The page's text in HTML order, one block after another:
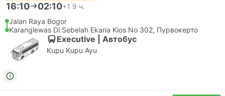
16:10 02:10+1 9 ч.
Jalan Raya Bogor
Karanglewas Di Sebelah Ekaria Kios No 302, Пурвокерто
Executive | Автобус
Kupu Kupu Ayu